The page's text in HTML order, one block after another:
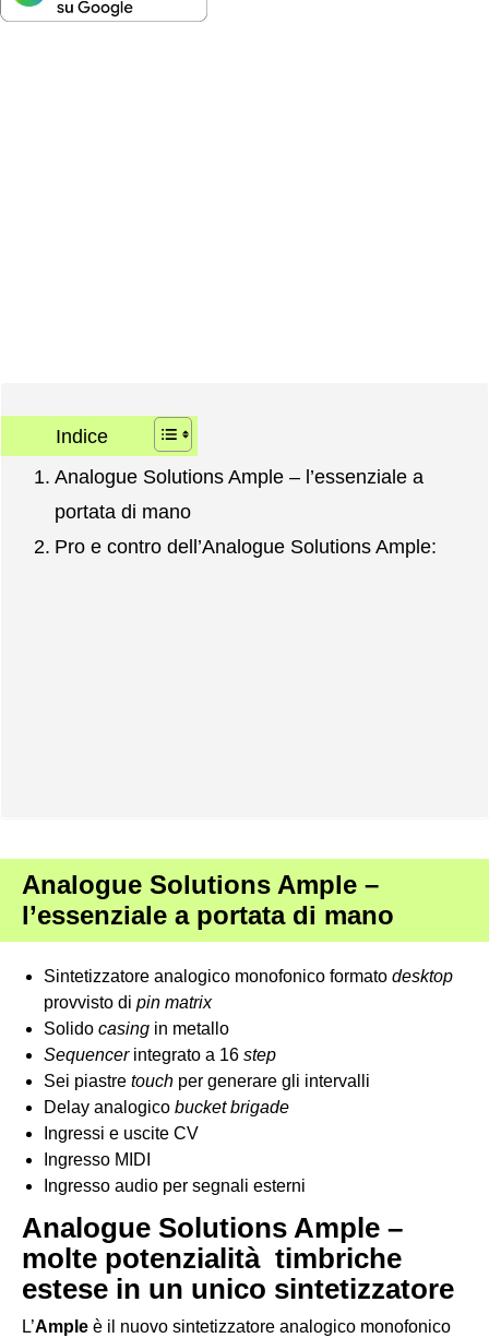
Indice
Analogue Solutions Ample – l’essenziale a
portata di mano
Pro e contro dell’Analogue Solutions Ample:
Analogue Solutions Ample –
l’essenziale a portata di mano
Sintetizzatore analogico monofonico formato desktop
provvisto di pin matrix
Solido casing in metallo
Sequencerintegrato a 16 step
Sei piastre touch per generare gli intervalli
Delay analogico bucket brigade
Ingressi e uscite CV
Ingresso MIDI
Ingresso audio per segnali esterni
Analogue Solutions Ample –
molte potenzialità timbriche
estese in un unico sintetizzatore
L’Ample è il nuovo sintetizzatore analogico monofonico